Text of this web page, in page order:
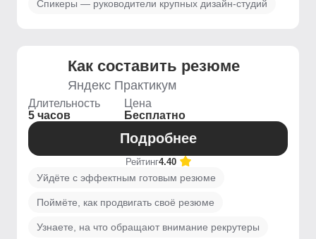
Спикеры — руководители крупных дизайн-студий
Как составить резюме
Яндекс Практикум
Длительность
5 часов
Цена
Бесплатно
Подробнее
Рейтинг4.40
Уйдёте с эффектным готовым резюме
Поймёте, как продвигать своё резюме
Узнаете, на что обращают внимание рекрутеры